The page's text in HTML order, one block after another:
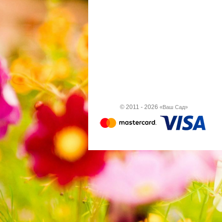
© 2011 - 2026 «Ваш Сад»